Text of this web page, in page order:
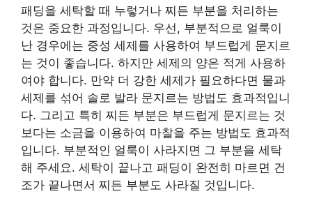
패딩을 세탁할 때 누렇거나 찌든 부분을 처리하는
것은 중요한 과정입니다. 우선, 부분적으로 얼룩이
난 경우에는 중성 세제를 사용하여 부드럽게 문지르
는 것이 좋습니다. 하지만 세제의 양은 적게 사용하
여야 합니다. 만약 더 강한 세제가 필요하다면 물과
세제를 섞어 솔로 발라 문지르는 방법도 효과적입니
다. 그리고 특히 찌든 부분은 부드럽게 문지르는 것
보다는 소금을 이용하여 마찰을 주는 방법도 효과적
입니다. 부분적인 얼룩이 사라지면 그 부분을 세탁
해 주세요. 세탁이 끝나고 패딩이 완전히 마르면 건
조가 끝나면서 찌든 부분도 사라질 것입니다.